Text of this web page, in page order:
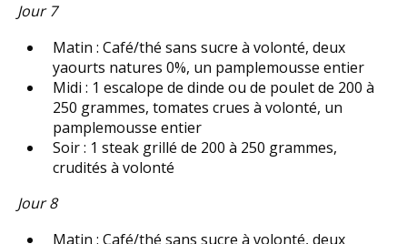
Jour 7
Matin : Café/thé sans sucre à volonté, deux
yaourts natures 0%, un pamplemousse entier
Midi : 1 escalope de dinde ou de poulet de 200 à
250 grammes, tomates crues à volonté, un
pamplemousse entier
Soir : 1 steak grillé de 200 à 250 grammes,
crudités à volonté
Jour 8
Matin : Café/thé sans sucre à volonté, deux